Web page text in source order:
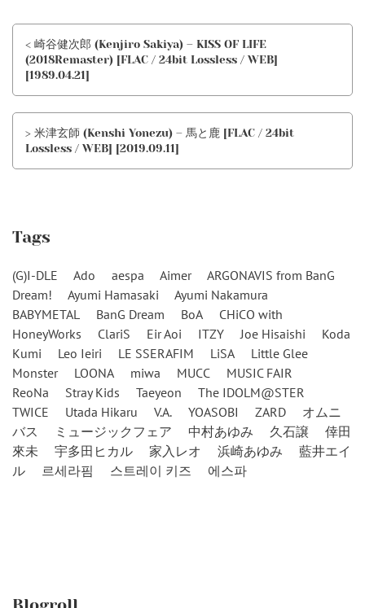
< 崎谷健次郎 (Kenjiro Sakiya) – KISS OF LIFE
(2018Remaster) [FLAC / 24bit Lossless / WEB]
[1989.04.21]
> 米津玄師 (Kenshi Yonezu) – 馬と鹿 [FLAC / 24bit
Lossless / WEB] [2019.09.11]
Tags
(G)I-DLE Ado aespa Aimer
ARGONAVIS from BanG
Dream!
Ayumi Hamasaki
Ayumi Nakamura
BABYMETAL
BanG Dream BoA
CHiCO with
HoneyWorks
ClariS Eir Aoi ITZY Joe Hisaishi
Koda
Kumi
Leo Ieiri LE SSERAFIM LiSA
Little Glee
Monster
LOONA miwa MUCC
MUSIC FAIR
ReoNa
Stray Kids Taeyeon
The IDOLM@STER
TWICE
Utada Hikaru V.A. YOASOBI ZARD
オムニ
バス
ミュージックフェア 中村あゆみ 久石譲
倖田
來未
宇多田ヒカル 家入レオ 浜崎あゆみ
藍井エイ
ル
르세라핌 스트레이 키즈 에스파